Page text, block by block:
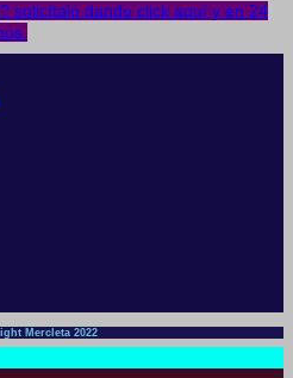
solicítalo dando click aquí y en 24
Mercleta 2022